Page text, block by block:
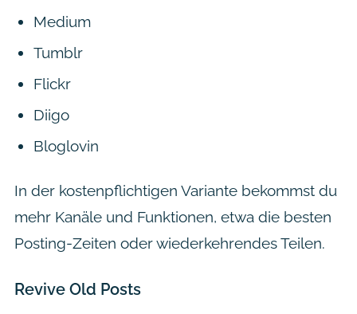
Medium
Tumblr
Flickr
Diigo
Bloglovin
In der kostenpflichtigen Variante bekommst du
mehr Kanäle und Funktionen, etwa die besten
Posting-Zeiten oder wiederkehrendes Teilen.
Revive Old Posts